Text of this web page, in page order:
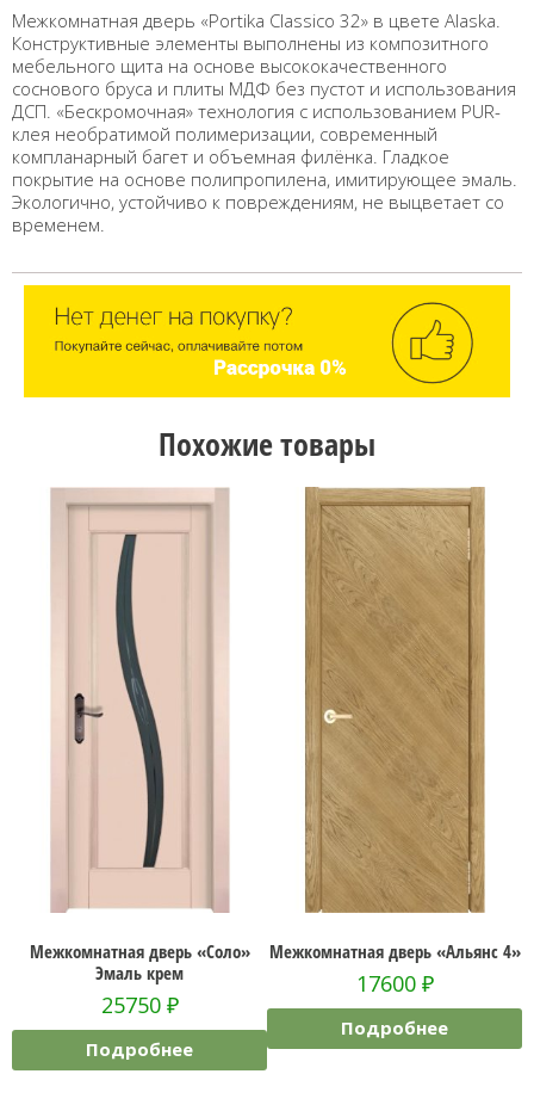
Межкомнатная дверь «Portika Classico 32» в цвете Alaska.
Конструктивные элементы выполнены из композитного
мебельного щита на основе высококачественного
соснового бруса и плиты МДФ без пустот и использования
ДСП. «Бескромочная» технология с использованием PUR-
клея необратимой полимеризации, современный
компланарный багет и объемная филёнка. Гладкое
покрытие на основе полипропилена, имитирующее эмаль.
Экологично, устойчиво к повреждениям, не выцветает со
временем.
Похожие товары
Межкомнатная дверь «Соло»
Эмаль крем
25750 ₽
Подробнее
Межкомнатная дверь «Альянс 4»
17600 ₽
Подробнее